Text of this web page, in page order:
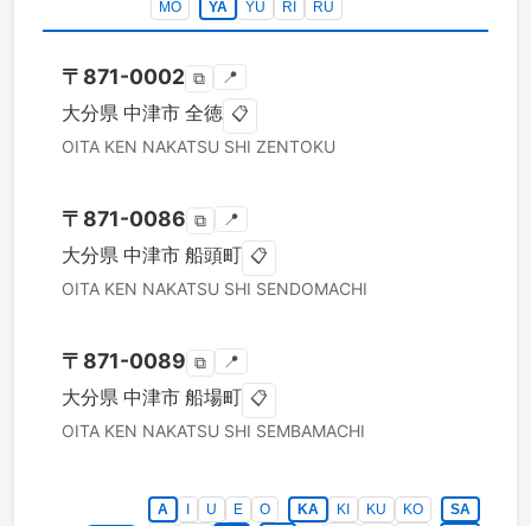
MO
YA YU RI RU
〒 871-0002 ⧉ 📍
大分県 中津市 全徳 📋
OITA KEN NAKATSU SHI ZENTOKU
〒 871-0086 ⧉ 📍
大分県 中津市 船頭町 📋
OITA KEN NAKATSU SHI SENDOMACHI
〒 871-0089 ⧉ 📍
大分県 中津市 船場町 📋
OITA KEN NAKATSU SHI SEMBAMACHI
A U E O KA KI KU KO
SA